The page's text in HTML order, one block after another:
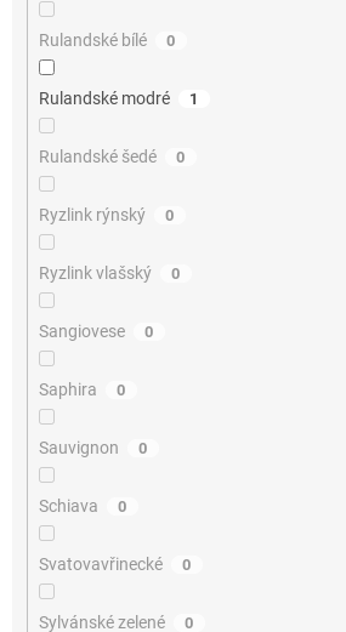
Rulandské bílé 0
Rulandské modré 1
Rulandské šedé 0
Ryzlink rýnský 0
Ryzlink vlašský 0
Sangiovese 0
Saphira 0
Sauvignon 0
Schiava 0
Svatovavřinecké 0
Sylvánské zelené 0